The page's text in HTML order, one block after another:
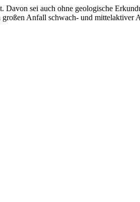
sei auch ohne geologische
Anfall schwach- und mittelaktiver